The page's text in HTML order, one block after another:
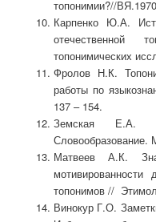
топонимии?//
Карпенко Ю.А.
отечественной
топонимических
Фролов Н.К.
работы по
137 – 154.
Земская Е.А.
Словообразование.
Матвеев А.К.
мотивированности
топонимов //
Винокур Г.О.